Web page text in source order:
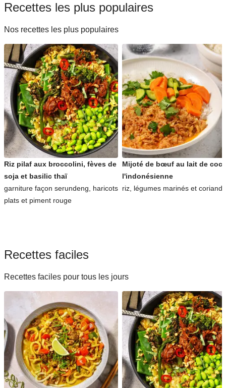
Recettes les plus populaires
Nos recettes les plus populaires
Riz pilaf aux broccolini, fèves de
soja et basilic thaï
garniture façon serundeng, haricots
plats et piment rouge
Mijoté de bœuf au lait de
l'indonésienne
riz, légumes marinés et
Recettes faciles
Recettes faciles pour tous les jours